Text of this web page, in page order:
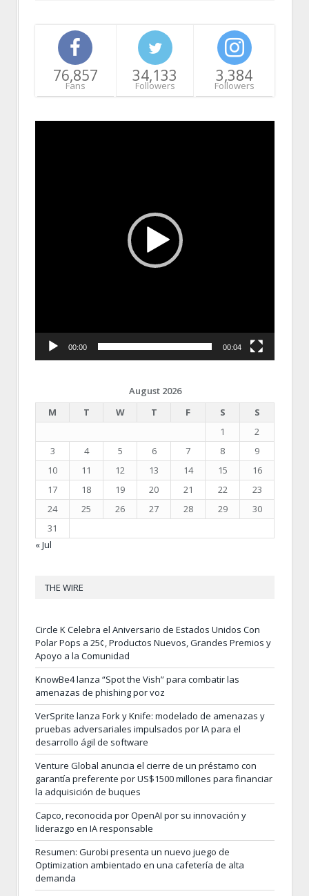
76,857
Fans
34,133
Followers
3,384
Followers
00:00 00:04
August 2026
M
T W T F S
S
1
2
3
4 5 6 7 8
9
10
11 12 13 14 15
16
17
18 19 20 21 22
23
24
25 26 27 28 29
30
31
« Jul
THE WIRE
Circle K Celebra el Aniversario de Estados Unidos Con
Polar Pops a 25¢, Productos Nuevos, Grandes Premios y
Apoyo a la Comunidad
KnowBe4 lanza “Spot the Vish” para combatir las
amenazas de phishing por voz
VerSprite lanza Fork y Knife: modelado de amenazas y
pruebas adversariales impulsados por IA para el
desarrollo ágil de software
Venture Global anuncia el cierre de un préstamo con
garantía preferente por US$1500 millones para financiar
la adquisición de buques
Capco, reconocida por OpenAI por su innovación y
liderazgo en IA responsable
Resumen: Gurobi presenta un nuevo juego de
Optimization ambientado en una cafetería de alta
demanda